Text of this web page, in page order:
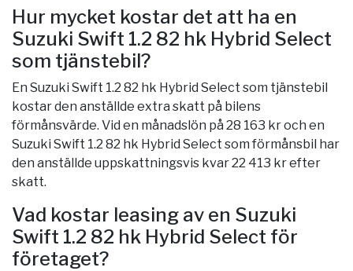
Hur mycket kostar det att ha en
Suzuki Swift 1.2 82 hk Hybrid Select
som tjänstebil?
En Suzuki Swift 1.2 82 hk Hybrid Select som tjänstebil
kostar den anställde extra skatt på bilens
förmånsvärde. Vid en månadslön på 28 163 kr och en
Suzuki Swift 1.2 82 hk Hybrid Select som förmånsbil har
den anställde uppskattningsvis kvar 22 413 kr efter
skatt.
Vad kostar leasing av en Suzuki
Swift 1.2 82 hk Hybrid Select för
företaget?